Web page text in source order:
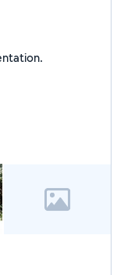
ma présentation.